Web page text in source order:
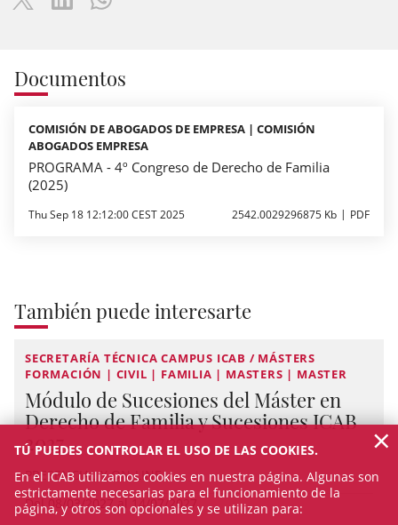
Documentos
COMISIÓN DE ABOGADOS DE EMPRESA | COMISIÓN
ABOGADOS EMPRESA
PROGRAMA - 4º Congreso de Derecho de Familia
(2025)
Thu Sep 18 12:12:00 CEST 2025 2542.0029296875 Kb PDF
También puede interesarte
SECRETARÍA TÉCNICA CAMPUS ICAB / MÁSTERS
FORMACIÓN | CIVIL | FAMILIA | MASTERS | MASTER
Módulo de Sucesiones del Máster en
Derecho de Familia y Sucesiones ICAB
2027
PRESENCIAL Y ON-LINE
Del 08/03/2027 al 14/07/2027
TÚ PUEDES CONTROLAR EL USO DE LAS COOKIES.
En el ICAB utilizamos cookies en nuestra página. Algunas son
estrictamente necesarias para el funcionamiento de la
página, y otros son opcionales y se utilizan para:
×